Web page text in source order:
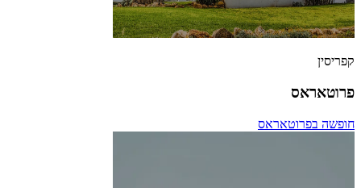
קפריסין
פרוטאראס
חופשה בפרוטאראס